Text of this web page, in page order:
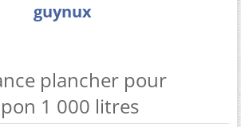
guynux
plancher pour
1 000 litres